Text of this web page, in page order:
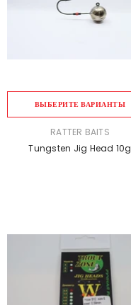
ВЫБЕРИТЕ ВАРИАНТЫ
ПРОДАВЕЦ:RATTER BAITS
Tungsten Jig Head 10g